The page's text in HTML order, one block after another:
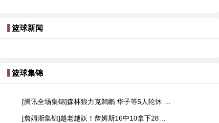
篮球新闻
篮球集锦
[腾讯全场集锦]森林狼力克鹈鹕 华子等5人轮休 费尔斯36+10 奎因30+22
[詹姆斯集锦]越老越妖！詹姆斯16中10拿下28分6板12助4断 末节3次击地妙传